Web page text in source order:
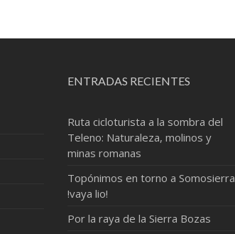
ENTRADAS RECIENTES
Ruta cicloturista a la sombra del
Teleno: Naturaleza, molinos y
minas romanas
Topónimos en torno a Somosierra
!vaya lio!
Por la raya de la Sierra Bozas